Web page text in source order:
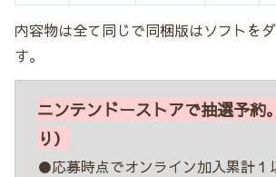
内容物は全て同じで同梱版はソフトを
す。
ニンテンドーストアで抽選予約
り）
●応募時点でオンライン加入累計１